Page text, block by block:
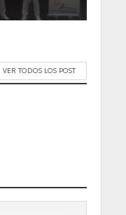
VER TODOS LOS POST